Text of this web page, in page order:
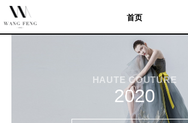
首页
HAUTE COUTURE
2020